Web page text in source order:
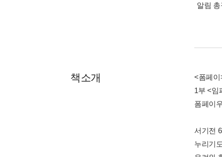
알림
책소개
<폼페
1부 <임
폼페이
서기전
누리기